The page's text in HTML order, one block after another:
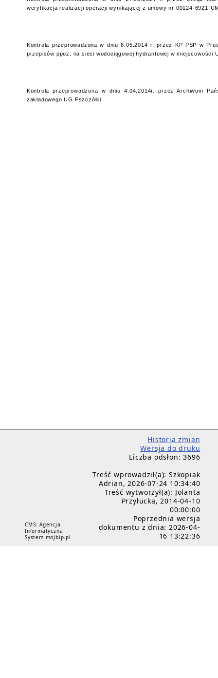
weryfikacja realizacji operacji wynikającej z umowy nr 00124-6921-
Kontrola przeprowadzona w dniu 8.05.2014 r. przez KP PSP w
przepisów ppoż. na sieci wodociągowej hydrantowej w miejscowości
Kontrola przeprowadzona w dniu 4.04.2014r. przez Archiwum
zakładowego UG Pszczółki.
CMS: Agencja
Informatyczna
System mojbip.pl
Historia zmian
Wersja do druku
Liczba odsłon: 3696
Treść wprowadził(a): Szkopiak
Adrian, 2026-07-24 10:34:40
Treść wytworzył(a): Jolanta
Przyłucka, 2014-04-10
00:00:00
Poprzednia wersja
dokumentu z dnia: 2026-04-
16 13:22:36